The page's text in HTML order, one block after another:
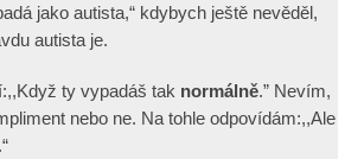
jako autista,“ kdybych ještě nevěděl,
autista je.
ty vypadáš tak normálně.” Nevím,
nebo ne. Na tohle odpovídám:,,Ale